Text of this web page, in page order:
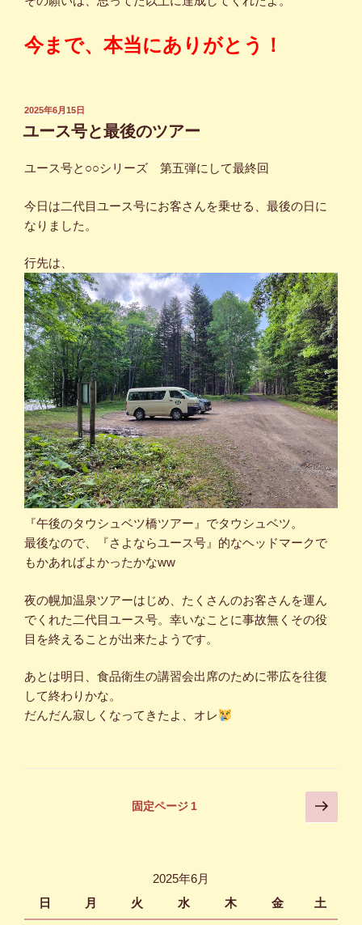
今まで、本当にありがとう！
投
日:
2025年6月15日
ユース号と最後のツアー
ユース号と○○シリーズ 第五弾にして最終回
今日は二代目ユース号にお客さんを乗せる、最後の日に
なりました。
行先は、
『午後のタウシュベツ橋ツアー』でタウシュベツ。
最後なので、『さよならユース号』的なヘッドマークで
もかあればよかったかなww
夜の幌加温泉ツアーはじめ、たくさんのお客さんを運ん
でくれた二代目ユース号。幸いなことに事故無くその役
目を終えることが出来たようです。
あとは明日、食品衛生の講習会出席のために帯広を往復
して終わりかな。
だんだん寂しくなってきたよ、オレ
ジ
固定ページ 1
次
の
2025年6月
日
月 火 水 木 金 土